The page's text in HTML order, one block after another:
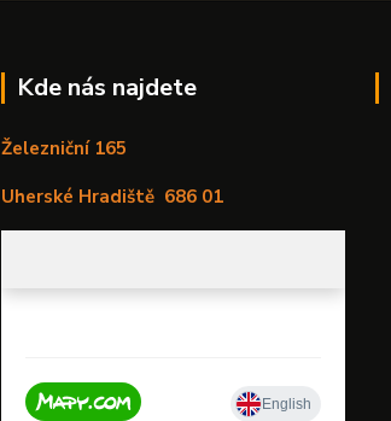
Kde nás najdete
Železniční 165
Uherské Hradiště 686 01